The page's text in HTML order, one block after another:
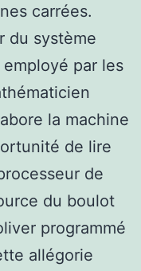
carrées.
du système
par les
la machine
de lire
de
du boulot
programmé
allégorie